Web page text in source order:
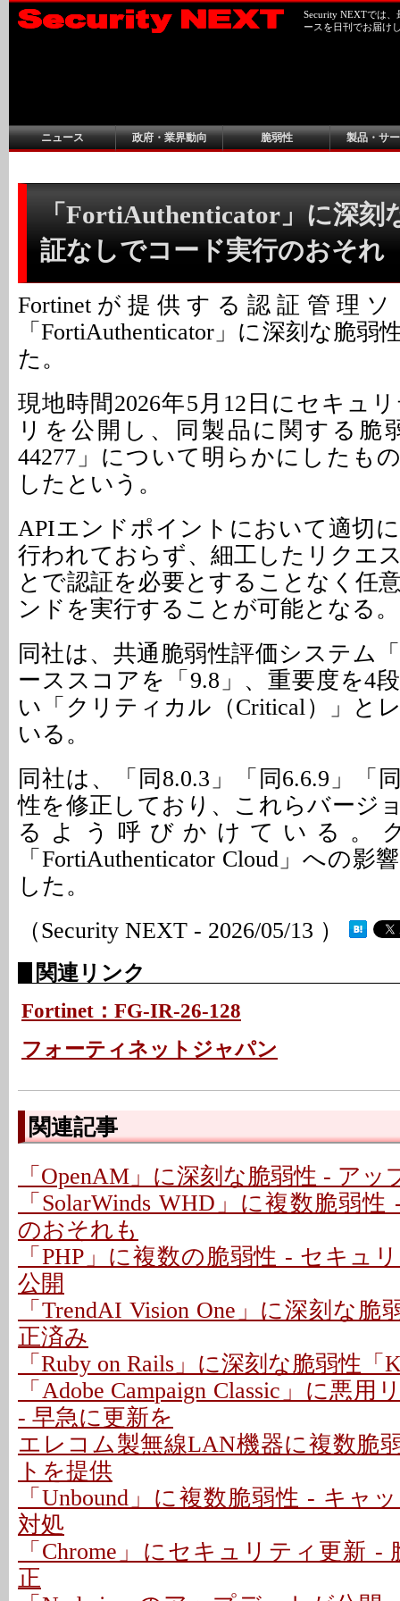
Security NEXTでは
ースを日刊でお届け
ニュース 政府・業界動向 脆弱性 製品・サ
「FortiAuthenticator」に深刻
証なしでコード実行のおそれ
Fortinetが提供する認証管理
「FortiAuthenticator」に深刻な脆弱
た。
現地時間2026年5月12日にセキュ
リを公開し、同製品に関する脆
44277」について明らかにしたも
したという。
APIエンドポイントにおいて適切
行われておらず、細工したリクエ
とで認証を必要とすることなく任
ンドを実行することが可能となる。
同社は、共通脆弱性評価システム
ーススコアを「9.8」、重要度を4
い「クリティカル（Critical）」と
いる。
同社は、「同8.0.3」「同6.6.9」「
性を修正しており、これらバージ
るよう呼びかけている。
「FortiAuthenticator Cloud」への影
した。
（Security NEXT - 2026/05/13 ）
関連リンク
Fortinet：FG-IR-26-128
フォーティネットジャパン
関連記事
「OpenAM」に深刻な脆弱性 - ア
「SolarWinds WHD」に複数脆弱
のおそれも
「PHP」に複数の脆弱性 - セキュ
公開
「TrendAI Vision One」に深刻な脆
正済み
「Ruby on Rails」に深刻な脆弱性「
「Adobe Campaign Classic」に悪
- 早急に更新を
エレコム製無線LAN機器に複数脆
トを提供
「Unbound」に複数脆弱性 - キャ
対処
「Chrome」にセキュリティ更新 -
正